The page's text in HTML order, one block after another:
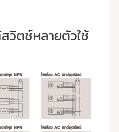
วิตช์หลายตัวใช้